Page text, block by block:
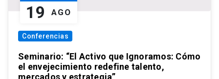
19 AGO
Conferencias
Seminario: “El Activo que Ignoramos: Cómo
el envejecimiento redefine talento,
mercados y estrategia”